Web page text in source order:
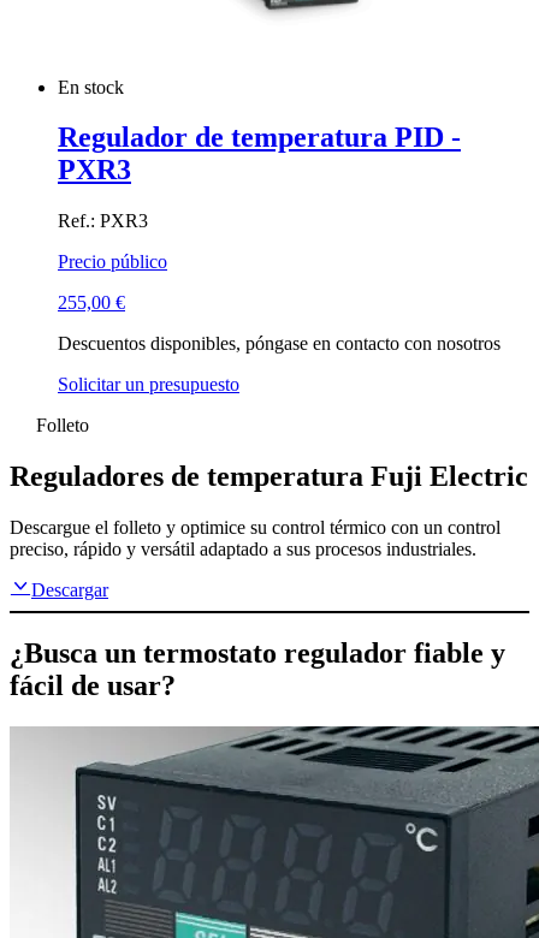
En stock
Regulador de temperatura PID -
PXR3
Ref.: PXR3
Precio público
255,00 €
Descuentos disponibles, póngase en contacto con nosotros
Solicitar un presupuesto
Folleto
Reguladores de temperatura Fuji Electric
Descargue el folleto y optimice su control térmico con un control
preciso, rápido y versátil adaptado a sus procesos industriales.
Descargar
¿Busca un termostato regulador fiable y
fácil de usar?